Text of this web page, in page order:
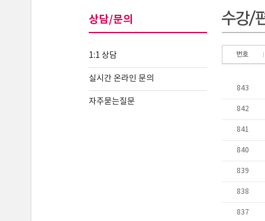
상담/문의
1:1 상담
실시간 온라인 문의
자주묻는질문